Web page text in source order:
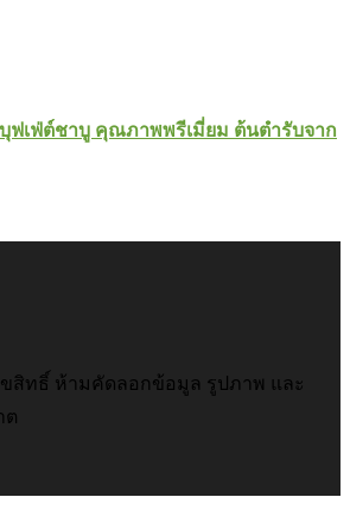
บุฟเฟ่ต์ชาบู คุณภาพพรีเมี่ยม ต้นตำรับจาก
ขสิทธิ์ ห้ามคัดลอกข้อมูล รูปภาพ และ
ต